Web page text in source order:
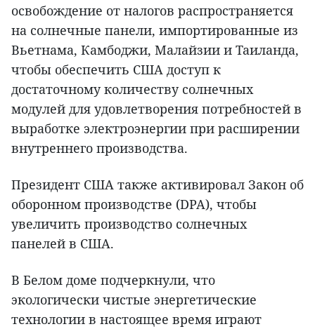
освобождение от налогов распространяется
на солнечные панели, импортированные из
Вьетнама, Камбоджи, Малайзии и Таиланда,
чтобы обеспечить США доступ к
достаточному количеству солнечных
модулей для удовлетворения потребностей в
выработке электроэнергии при расширении
внутреннего производства.
Президент США также активировал Закон об
оборонном производстве (DPA), чтобы
увеличить производство солнечных
панелей в США.
В Белом доме подчеркнули, что
экологически чистые энергетические
технологии в настоящее время играют